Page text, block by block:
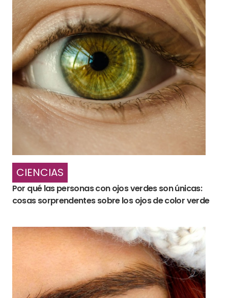
CIENCIAS
Por qué las personas con ojos verdes son únicas:
cosas sorprendentes sobre los ojos de color verde